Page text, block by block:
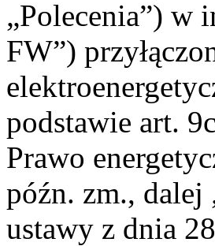
„Polecenia”) w
FW”)
podstawie art.
Prawo
późn. zm., dalej
ustawy z dnia